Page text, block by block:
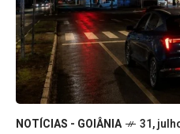
NOTÍCIAS - GOIÂNIA 31,